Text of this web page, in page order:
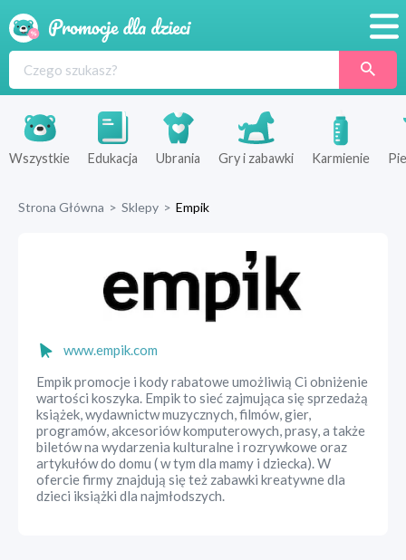
Produkty
Sklepy
Wszystkie Edukacja Ubrania Gry i zabawki Karmienie
Strona Główna > Sklepy > Empik
www.empik.com
Empik promocje i kody rabatowe umożliwią Ci obniżenie
wartości koszyka. Empik to sieć zajmująca się sprzedażą
książek, wydawnictw muzycznych, filmów, gier,
programów, akcesoriów komputerowych, prasy, a także
biletów na wydarzenia kulturalne i rozrywkowe oraz
artykułów do domu ( w tym dla mamy i dziecka). W
ofercie firmy znajdują się też zabawki kreatywne dla
dzieci iksiążki dla najmłodszych.